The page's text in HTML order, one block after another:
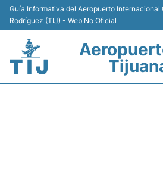
Guía Informativa del Aeropuerto Internacional
Rodríguez (TIJ) - Web No Oficial